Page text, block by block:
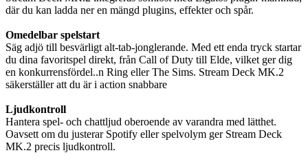
där du kan ladda ner en mängd plugins, effekter och spår.
Omedelbar spelstart
Säg adjö till besvärligt alt-tab-jonglerande. Med ett enda tryck startar
du dina favoritspel direkt, från Call of Duty till Elde, vilket ger dig
en konkurrensfördel..n Ring eller The Sims. Stream Deck MK.2
säkerställer att du är i action snabbare
Ljudkontroll
Hantera spel- och chattljud oberoende av varandra med lätthet.
Oavsett om du justerar Spotify eller spelvolym ger Stream Deck
MK.2 precis ljudkontroll.